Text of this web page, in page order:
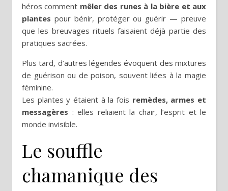
héros comment mêler des runes à la bière et aux
plantes pour bénir, protéger ou guérir — preuve
que les breuvages rituels faisaient déjà partie des
pratiques sacrées.
Plus tard, d’autres légendes évoquent des mixtures
de guérison ou de poison, souvent liées à la magie
féminine.
Les plantes y étaient à la fois remèdes, armes et
messagères : elles reliaient la chair, l’esprit et le
monde invisible.
Le souffle
chamanique des